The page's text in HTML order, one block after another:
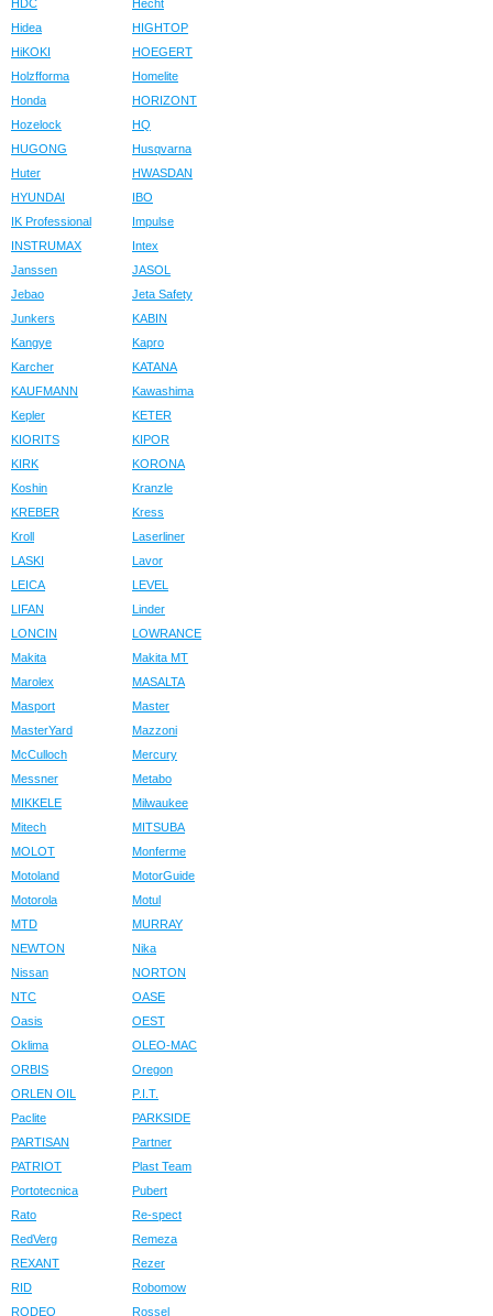
HDC
Hecht
Hidea
HIGHTOP
HiKOKI
HOEGERT
Holzfforma
Homelite
Honda
HORIZONT
Hozelock
HQ
HUGONG
Husqvarna
Huter
HWASDAN
HYUNDAI
IBO
IK Professional
Impulse
INSTRUMAX
Intex
Janssen
JASOL
Jebao
Jeta Safety
Junkers
KABIN
Kangye
Kapro
Karcher
KATANA
KAUFMANN
Kawashima
Kepler
KETER
KIORITS
KIPOR
KIRK
KORONA
Koshin
Kranzle
KREBER
Kress
Kroll
Laserliner
LASKI
Lavor
LEICA
LEVEL
LIFAN
Linder
LONCIN
LOWRANCE
Makita
Makita MT
Marolex
MASALTA
Masport
Master
MasterYard
Mazzoni
McCulloch
Mercury
Messner
Metabo
MIKKELE
Milwaukee
Mitech
MITSUBA
MOLOT
Monferme
Motoland
MotorGuide
Motorola
Motul
MTD
MURRAY
NEWTON
Nika
Nissan
NORTON
NTC
OASE
Oasis
OEST
Oklima
OLEO-MAC
ORBIS
Oregon
ORLEN OIL
P.I.T.
Paclite
PARKSIDE
PARTISAN
Partner
PATRIOT
Plast Team
Portotecnica
Pubert
Rato
Re-spect
RedVerg
Remeza
REXANT
Rezer
RID
Robomow
RODEO
Rossel